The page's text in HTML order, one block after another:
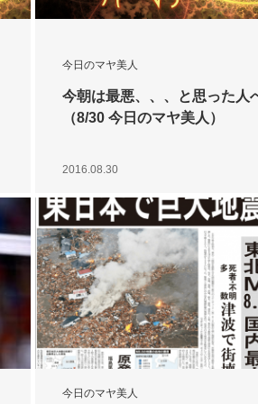
今日のマヤ美人
今朝は最悪、、、と思った人
（8/30 今日のマヤ美人）
2016.08.30
今日のマヤ美人